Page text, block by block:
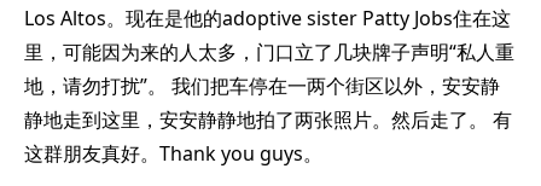
Los Altos。现在是他的adoptive sister Patty Jobs住在这
里，可能因为来的人太多，门口立了几块牌子声明“私人重
地，请勿打扰”。 我们把车停在一两个街区以外，安安静
静地走到这里，安安静静地拍了两张照片。然后走了。 有
这群朋友真好。Thank you guys。